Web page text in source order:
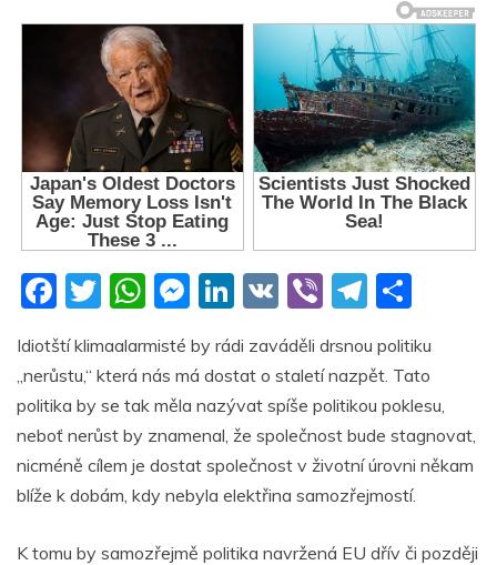
F
a
c
e
b
o
o
k
T
itt
er
W
at
s
A
p
p
M
ss
e
n
g
er
Li
k
e
dI
n
V
Vi
er
T
e
gr
a
m
ar
e
Idiotští klimaalarmisté by rádi zaváděli drsnou politiku
„nerůstu,“ která nás má dostat o staletí nazpět. Tato
politika by se tak měla nazývat spíše politikou poklesu,
neboť nerůst by znamenal, že společnost bude stagnovat,
nicméně cílem je dostat společnost v životní úrovni někam
blíže k dobám, kdy nebyla elektřina samozřejmostí.
K tomu by samozřejmě politika navržená EU dřív či později